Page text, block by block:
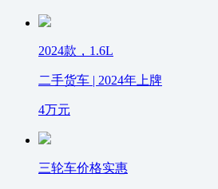
2024款，1.6L
二手货车 | 2024年上牌
4万元
三轮车价格实惠